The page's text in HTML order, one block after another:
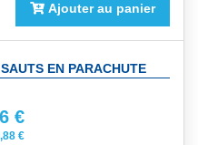
Ajouter au panier
EN PARACHUTE
€
€